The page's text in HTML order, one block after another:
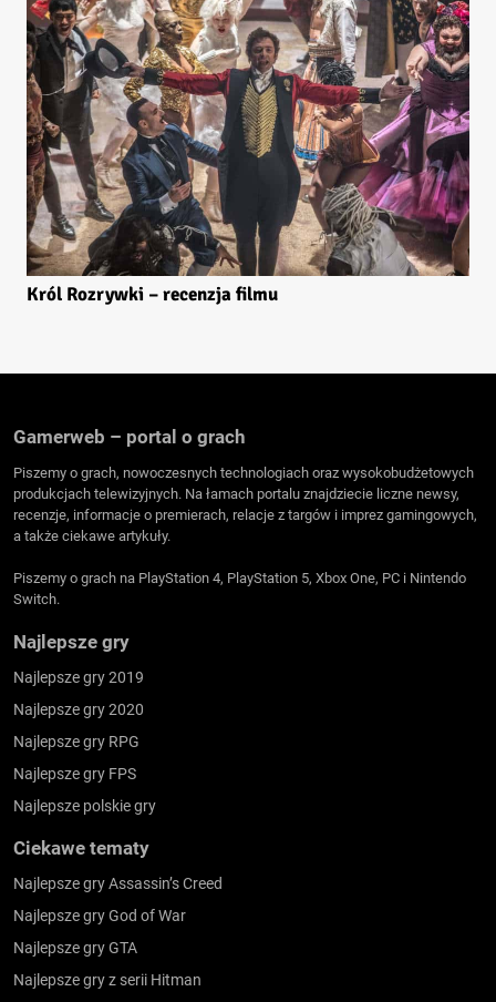
Król Rozrywki – recenzja filmu
Gamerweb – portal o grach
Piszemy o grach, nowoczesnych technologiach oraz wysokobudżetowych
produkcjach telewizyjnych. Na łamach portalu znajdziecie liczne newsy,
recenzje, informacje o premierach, relacje z targów i imprez gamingowych,
a także ciekawe artykuły.
Piszemy o grach na PlayStation 4, PlayStation 5, Xbox One, PC i Nintendo
Switch.
Najlepsze gry
Najlepsze gry 2019
Najlepsze gry 2020
Najlepsze gry RPG
Najlepsze gry FPS
Najlepsze polskie gry
Ciekawe tematy
Najlepsze gry Assassin’s Creed
Najlepsze gry God of War
Najlepsze gry GTA
Najlepsze gry z serii Hitman